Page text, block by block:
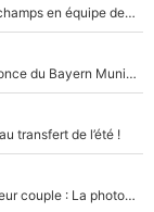
Le jour où Zinedine Zidane a fait craquer Didier Deschamps en équipe de France : «Je m’en suis voulu», l’ancien sélectionneur a regretté son geste !
Scandale dans la vie privée de Michael Olise : L’annonce du Bayern Munich sur son enfant caché
transfert de l’été !
Antoine Dupont et Iris Mittenaere officialisent enfin leur couple : La photo qui enflamme les réseaux sociaux